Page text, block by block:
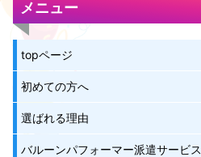
メニュー
topページ
初めての方へ
選ばれる理由
バルーンパフォーマー派遣サービス